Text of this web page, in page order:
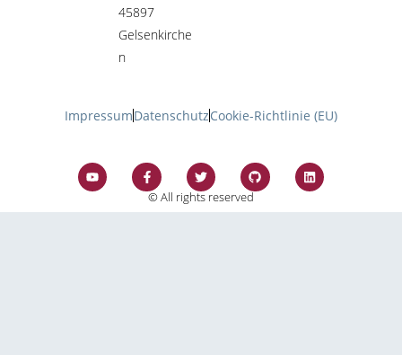
45897
Gelsenkirche
n
ImpressumDatenschutzCookie-Richtlinie (EU)
© All rights reserved